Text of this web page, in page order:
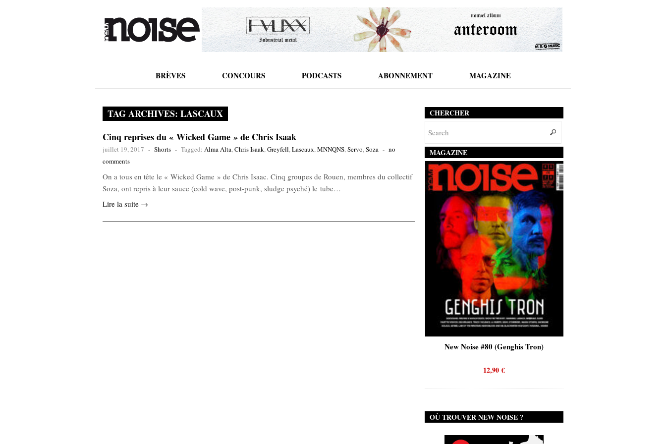
BRÈVES CONCOURS PODCASTS ABONNEMENT MAGAZINE
TAG ARCHIVES: LASCAUX
Cinq reprises du « Wicked Game » de Chris Isaak
juillet 19, 2017 - Shorts - Tagged: Alma Alta,Chris Isaak,Greyfell,Lascaux,MNNQNS,Servo,Soza - no
comments
On a tous en tête le « Wicked Game » de Chris Isaac. Cinq groupes de Rouen, membres du collectif
Soza, ont repris à leur sauce (cold wave, post-punk, sludge psyché) le tube…
Lire la suite →
CHERCHER
MAGAZINE
New Noise #80 (Genghis Tron)
12,90€
OÙ TROUVER NEW NOISE ?